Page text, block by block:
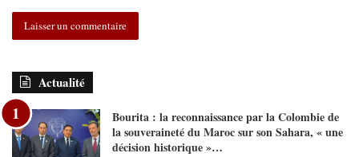
Actualité
Bourita : la reconnaissance par la Colombie de
la souveraineté du Maroc sur son Sahara, « une
décision historique »…